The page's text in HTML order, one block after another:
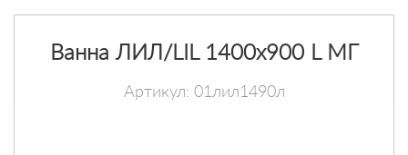
Ванна ЛИЛ/LIL 1400х900 L МГ
Артикул: 01лил1490л